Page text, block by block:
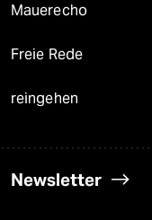
Mauerecho
Freie Rede
reingehen
Newsletter